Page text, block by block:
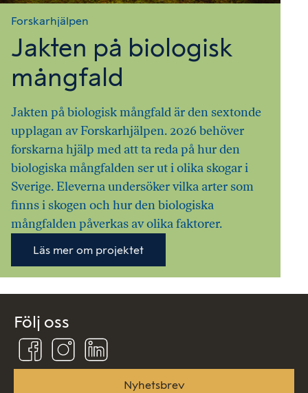
Forskarhjälpen
Jakten på biologisk
mångfald
Jakten på biologisk mångfald är den sextonde
upplagan av Forskarhjälpen. 2026 behöver
forskarna hjälp med att ta reda på hur den
biologiska mångfalden ser ut i olika skogar i
Sverige. Eleverna undersöker vilka arter som
finns i skogen och hur den biologiska
mångfalden påverkas av olika faktorer.
Läs mer om projektet
Följ oss
Följ
oss
på
Följ
på
InstagramLinkedin
Nyhetsbrev